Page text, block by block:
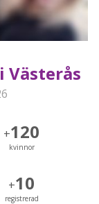
i Västerås
+120
kvinnor
+10
registrerad